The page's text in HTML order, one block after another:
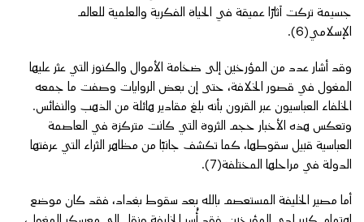
جسيمة تركت آثارًا عميقة في الحياة الفكرية والعلمية للعالم
الإسلامي(6).
وقد أشار عدد من المؤرخين إلى ضخامة الأموال والكنوز التي عثر عليها
المغول في قصور الخلافة، حتى إن بعض الروايات وصفت ما جمعه
الخلفاء العباسيون عبر القرون بأنه بلغ مقادير هائلة من الذهب والنفائس.
وتعكس هذه الأخبار حجم الثروة التي كانت متركزة في العاصمة
العباسية قبيل سقوطها، كما تكشف جانبًا من مظاهر الثراء التي عرفتها
الدولة في مراحلها المختلفة(7).
أما مصير الخليفة المستعصم بالله بعد سقوط بغداد، فقد كان موضع